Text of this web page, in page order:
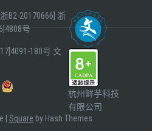
20170666] 浙
号
180号 文
杭州鲜芋科技
有限公司
Square by Hash Themes